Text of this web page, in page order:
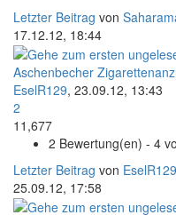
Letzter Beitrag von
17.12.12, 18:44
Aschenbecher
EselR129, 23.09.12, 13:43
2
11,677
2 Bewertung(en) - 4
Letzter Beitrag von EselR129
25.09.12, 17:58